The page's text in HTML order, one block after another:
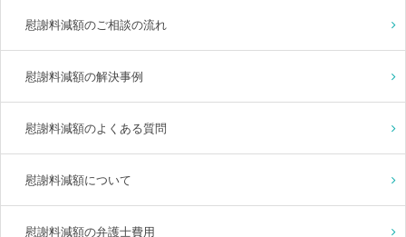
慰謝料減額のご相談の流れ
慰謝料減額の解決事例
慰謝料減額のよくある質問
慰謝料減額について
慰謝料減額の弁護士費用